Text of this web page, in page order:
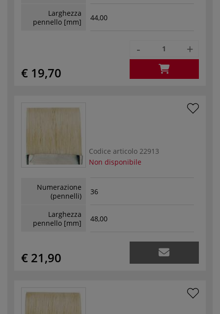
Larghezza
pennello [mm]
44,00
€ 19,70
- +
Codice articolo 22913
Non disponibile
Numerazione
(pennelli)
36
Larghezza
pennello [mm]
48,00
€ 21,90